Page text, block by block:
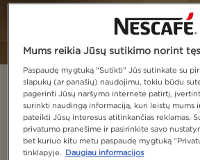
NESCAFÉ®
Latte & Co.
Neatsispiriamai gardus kavos
papildytas lengva ir puria puta, kurią
Mums reikia Jūsų sutikimo norint
Paspaudę mygtuką "Sutikti" Jūs sutinkate su
slapukų (ar panašių) naudojimu, tokiu būdu
pagerinti Jūsų naršymo internete patirtį,
surinkti naudingą informaciją, kuri leistų mums
pateikti Jūsų interesus atitinkančias reklamas.
privatumo pranešime ir pasirinkite savo
bet kuriuo kitu metu paspaudę mygtuką
tinklapyje. Daugiau informacijos